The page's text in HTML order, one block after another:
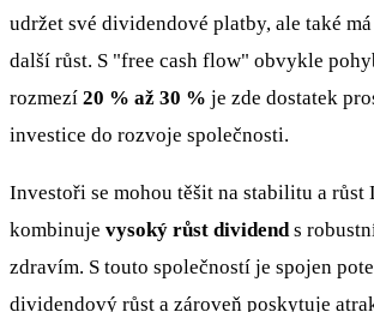
udržet své dividendové platby, ale také
další růst. S "free cash flow" obvykle
rozmezí 20 % až 30 % je zde dostatek
investice do rozvoje společnosti.
Investoři se mohou těšit na stabilitu a růst
kombinuje vysoký růst dividend s
zdravím. S touto společností je spojen
dividendový růst a zároveň poskytuje